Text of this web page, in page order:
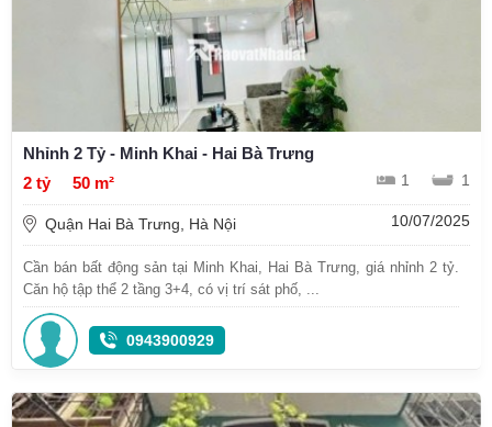
Nhỉnh 2 Tỷ - Minh Khai - Hai Bà Trưng
2 tỷ
50 m² 1 1
Quận Hai Bà Trưng, Hà Nội 10/07/2025
Cần bán bất động sản tại Minh Khai, Hai Bà Trưng, giá nhỉnh 2 tỷ.
Căn hộ tập thể 2 tầng 3+4, có vị trí sát phố, ...
0943900929